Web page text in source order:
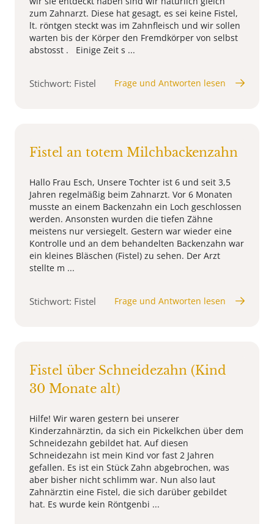
zum Zahnarzt. Diese hat gesagt, es sei keine Fistel,
lt. röntgen steckt was im Zahnfleisch und wir sollen
warten bis der Körper den Fremdkörper von selbst
abstosst . Einige Zeit s ...
Stichwort: Fistel Frage und Antworten lesen
Fistel an totem Milchbackenzahn
Hallo Frau Esch, Unsere Tochter ist 6 und seit 3,5
Jahren regelmäßig beim Zahnarzt. Vor 6 Monaten
musste an einem Backenzahn ein Loch geschlossen
werden. Ansonsten wurden die tiefen Zähne
meistens nur versiegelt. Gestern war wieder eine
Kontrolle und an dem behandelten Backenzahn war
ein kleines Bläschen (Fistel) zu sehen. Der Arzt
stellte m ...
Stichwort: Fistel Frage und Antworten lesen
Fistel über Schneidezahn (Kind
30 Monate alt)
Hilfe! Wir waren gestern bei unserer
Kinderzahnärztin, da sich ein Pickelkchen über dem
Schneidezahn gebildet hat. Auf diesen
Schneidezahn ist mein Kind vor fast 2 Jahren
gefallen. Es ist ein Stück Zahn abgebrochen, was
aber bisher nicht schlimm war. Nun also laut
Zahnärztin eine Fistel, die sich darüber gebildet
hat. Es wurde kein Röntgenbi ...